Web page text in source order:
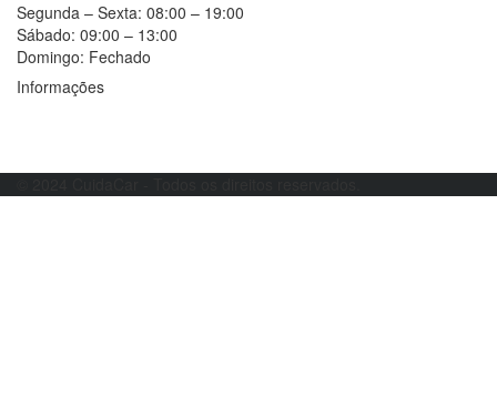
Segunda – Sexta: 08:00 – 19:00
Sábado: 09:00 – 13:00
Domingo: Fechado
Informações